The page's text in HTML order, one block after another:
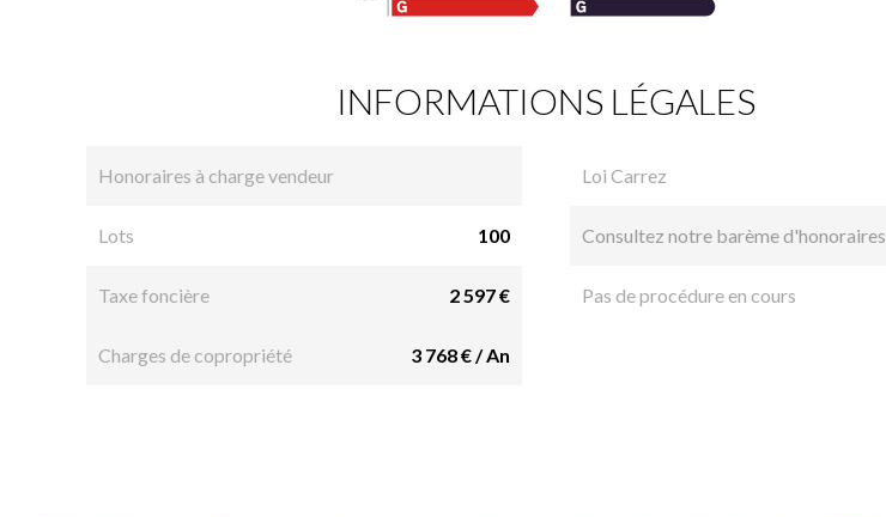
INFORMATIONS LÉGALES
Honoraires à charge vendeur
Lots 100
Taxe foncière 2 597 €
Charges de copropriété 3 768 € / An
Loi Carrez
Consultez notre barème d'honoraires
Pas de procédure en cours